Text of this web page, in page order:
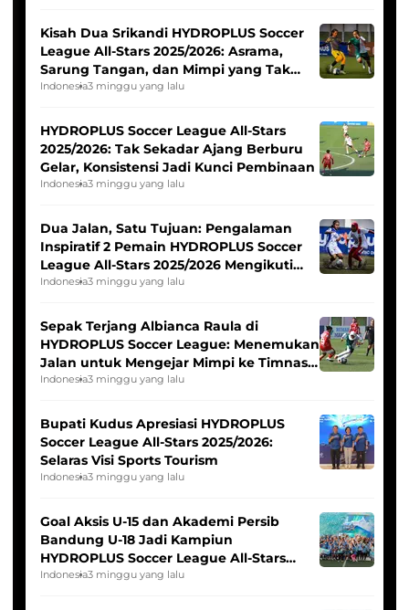
Kisah Dua Srikandi HYDROPLUS Soccer
League All-Stars 2025/2026: Asrama,
Sarung Tangan, dan Mimpi yang Tak
Pernah Padam
Indonesia3 minggu yang lalu
HYDROPLUS Soccer League All-Stars
2025/2026: Tak Sekadar Ajang Berburu
Gelar, Konsistensi Jadi Kunci Pembinaan
Indonesia3 minggu yang lalu
Dua Jalan, Satu Tujuan: Pengalaman
Inspiratif 2 Pemain HYDROPLUS Soccer
League All-Stars 2025/2026 Mengikuti
Seleksi Timnas Indonesia Putri
Indonesia3 minggu yang lalu
Sepak Terjang Albianca Raula di
HYDROPLUS Soccer League: Menemukan
Jalan untuk Mengejar Mimpi ke Timnas
Indonesia Putri
Indonesia3 minggu yang lalu
Bupati Kudus Apresiasi HYDROPLUS
Soccer League All-Stars 2025/2026:
Selaras Visi Sports Tourism
Indonesia3 minggu yang lalu
Goal Aksis U-15 dan Akademi Persib
Bandung U-18 Jadi Kampiun
HYDROPLUS Soccer League All-Stars
2025/2026
Indonesia3 minggu yang lalu